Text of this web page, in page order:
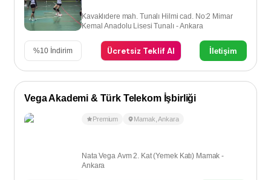
Kavaklıdere mah. Tunalı Hilmi cad. No:2 Mimar
Kemal Anadolu Lisesi Tunalı - Ankara
%10 İndirim Ücretsiz Teklif Al İletişim
Vega Akademi & Türk Telekom İşbirliği
Premium Mamak ,Ankara
Nata Vega Avm 2. Kat (Yemek Katı) Mamak -
Ankara